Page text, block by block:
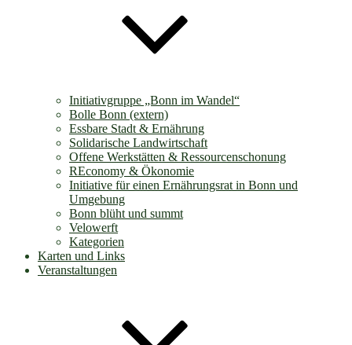
Initiativgruppe „Bonn im Wandel“
Bolle Bonn (extern)
Essbare Stadt & Ernährung
Solidarische Landwirtschaft
Offene Werkstätten & Ressourcenschonung
REconomy & Ökonomie
Initiative für einen Ernährungsrat in Bonn und
Umgebung
Bonn blüht und summt
Velowerft
Kategorien
Karten und Links
Veranstaltungen